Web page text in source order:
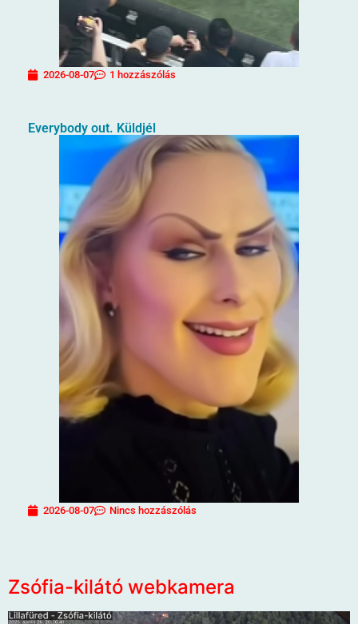
2026-08-07 1 hozzászólás
Everybody out. Küldjél
2026-08-07 Nincs hozzászólás
Zsófia-kilátó webkamera